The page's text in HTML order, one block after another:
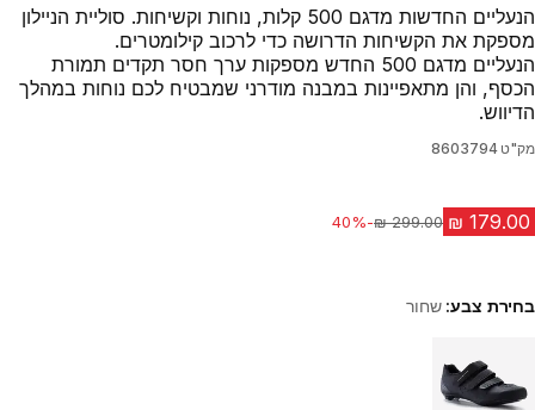
הנעליים החדשות מדגם 500 קלות, נוחות וקשיחות. סוליית הניילון
מספקת את הקשיחות הדרושה כדי לרכוב קילומטרים.
הנעליים מדגם 500 החדש מספקות ערך חסר תקדים תמורת
הכסף, והן מתאפיינות במבנה מודרני שמבטיח לכם נוחות במהלך
הדיווש.
מק"ט 8603794
מחיר לפני הנחה
-40%
בחירת צבע:שחור